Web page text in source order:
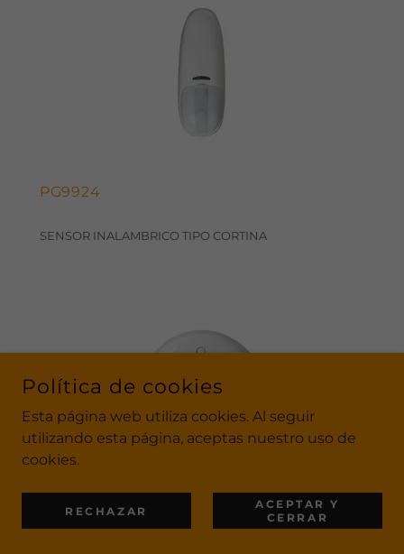
PG9924
SENSOR INALAMBRICO TIPO CORTINA
PG9933
Política de cookies
Esta página web utiliza cookies. Al seguir
utilizando esta página, aceptas nuestro uso de
cookies.
RECHAZAR
ACEPTAR Y
CERRAR